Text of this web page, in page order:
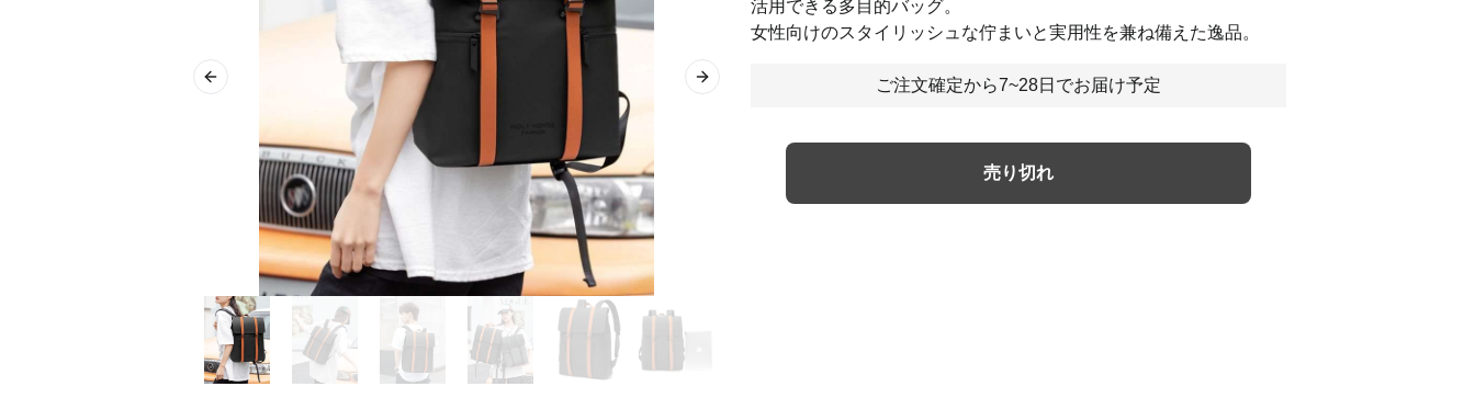
Previous slide Next slide
活用できる多目的バッグ。
女性向けのスタイリッシュな佇まいと実用性を兼ね備えた逸品。
ご注文確定から7~28日でお届け予定
売り切れ